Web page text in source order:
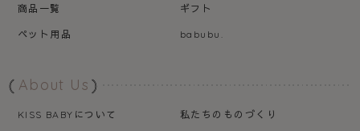
商品一覧
ギフト
ペット用品
babubu.
About Us
KISS BABY について
私たちのものづくり